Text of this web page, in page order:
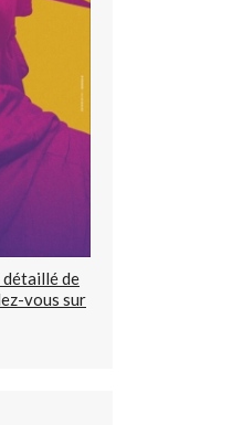
de
vous sur